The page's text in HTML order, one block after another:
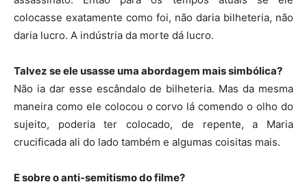
colocasse exatamente como foi, não daria bilheteria, não
daria lucro. A indústria da morte dá lucro.
Talvez se ele usasse uma abordagem mais simbólica?
Não ia dar esse escândalo de bilheteria. Mas da mesma
maneira como ele colocou o corvo lá comendo o olho do
sujeito, poderia ter colocado, de repente, a Maria
crucificada ali do lado também e algumas coisitas mais.
E sobre o anti-semitismo do filme?